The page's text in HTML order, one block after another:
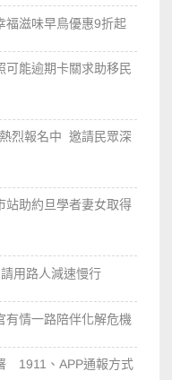
滋味早鳥優惠9折起
能逾期卡關求助移民
烈報名中 邀請民眾深
助約旦學者妻女取得
用路人減速慢行
情一路陪伴化解危機
1911、APP通報方式